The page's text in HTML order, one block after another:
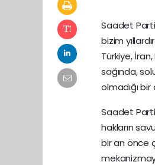
Saadet
bizim
Türkiye,
sağında,
olmadığı
Saadet
hakların
bir an önce